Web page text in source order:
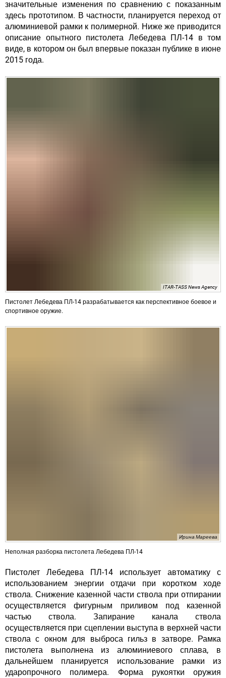
значительные изменения по сравнению с показанным
здесь прототипом. В частности, планируется переход от
алюминиевой рамки к полимерной. Ниже же приводится
описание опытного пистолета Лебедева ПЛ-14 в том
виде, в котором он был впервые показан публике в июне
2015 года.
ITAR-TASS News Agency
Пистолет Лебедева ПЛ-14 разрабатывается как перспективное боевое и
спортивное оружие.
Ирина Мареева
Неполная разборка пистолета Лебедева ПЛ-14
Пистолет Лебедева ПЛ-14 использует автоматику с
использованием энергии отдачи при коротком ходе
ствола. Снижение казенной части ствола при отпирании
осуществляется фигурным приливом под казенной
частью ствола. Запирание канала ствола
осуществляется при сцеплении выступа в верхней части
ствола с окном для выброса гильз в затворе. Рамка
пистолета выполнена из алюминиевого сплава, в
дальнейшем планируется использование рамки из
ударопрочного полимера. Форма рукоятки оружия